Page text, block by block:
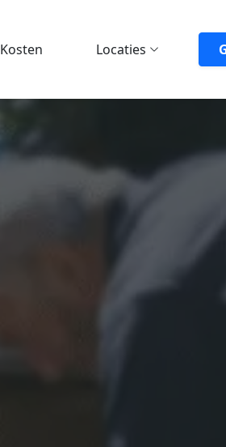
Kosten Locaties